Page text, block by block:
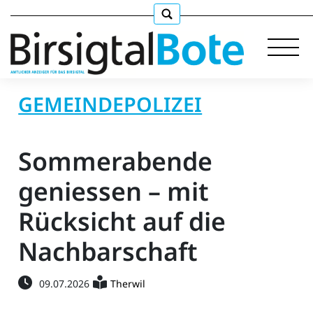
E-
Paper
GEMEINDEPOLIZEI
Sommerabende
geniessen – mit
Rücksicht auf die
Nachbarschaft
09.07.2026 Therwil